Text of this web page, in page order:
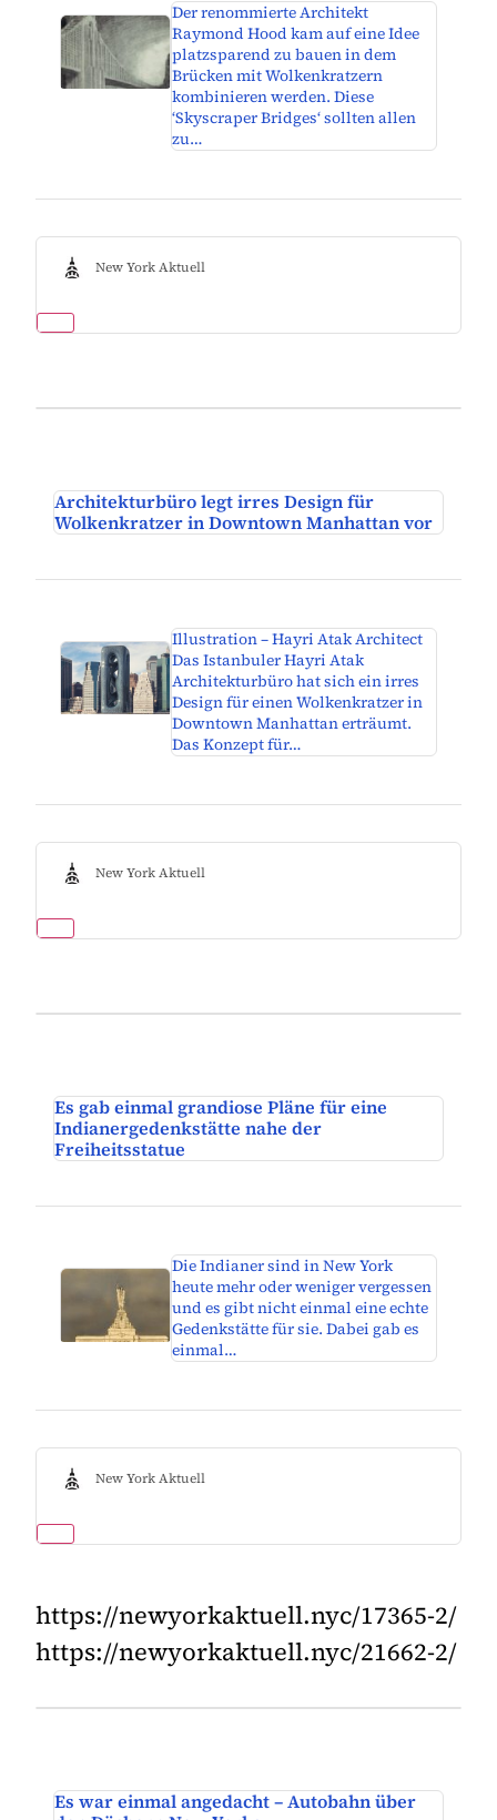
Der renommierte Architekt
Raymond Hood kam auf eine Idee
platzsparend zu bauen in dem
Brücken mit Wolkenkratzern
kombinieren werden. Diese
‘Skyscraper Bridges‘ sollten allen
zu…
New York Aktuell
Architekturbüro legt irres Design für
Wolkenkratzer in Downtown Manhattan vor
Illustration – Hayri Atak Architect
Das Istanbuler Hayri Atak
Architekturbüro hat sich ein irres
Design für einen Wolkenkratzer in
Downtown Manhattan erträumt.
Das Konzept für…
New York Aktuell
Es gab einmal grandiose Pläne für eine
Indianergedenkstätte nahe der
Freiheitsstatue
Die Indianer sind in New York
heute mehr oder weniger vergessen
und es gibt nicht einmal eine echte
Gedenkstätte für sie. Dabei gab es
einmal…
New York Aktuell
https://newyorkaktuell.nyc/17365-2/
https://newyorkaktuell.nyc/21662-2/
Es war einmal angedacht – Autobahn über